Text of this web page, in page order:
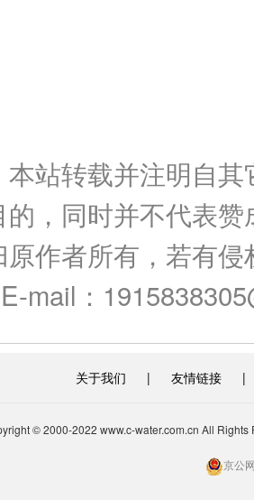
站转载并注明自
，同时并不代表
作者所有，若有
mail：
关于我们 | 友情链接 |
© 2000-2022 www.c-water.com.cn All
京公